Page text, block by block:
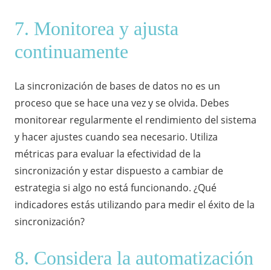
7. Monitorea y ajusta
continuamente
La sincronización de bases de datos no es un
proceso que se hace una vez y se olvida. Debes
monitorear regularmente el rendimiento del sistema
y hacer ajustes cuando sea necesario. Utiliza
métricas para evaluar la efectividad de la
sincronización y estar dispuesto a cambiar de
estrategia si algo no está funcionando. ¿Qué
indicadores estás utilizando para medir el éxito de la
sincronización?
8. Considera la automatización